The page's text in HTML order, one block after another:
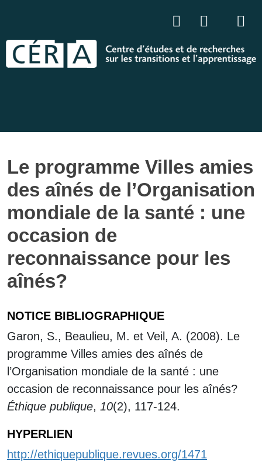
Le programme Villes amies
des aînés de l’Organisation
mondiale de la santé : une
occasion de
reconnaissance pour les
aînés?
NOTICE BIBLIOGRAPHIQUE
Garon, S., Beaulieu, M. et Veil, A. (2008). Le
programme Villes amies des aînés de
l’Organisation mondiale de la santé : une
occasion de reconnaissance pour les aînés?
Éthique publique, 10(2), 117-124.
HYPERLIEN
http://ethiquepublique.revues.org/1471